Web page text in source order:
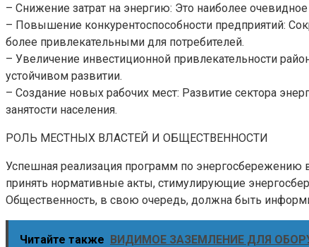
– Снижение затрат на энергию: Это наиболее
– Повышение конкурентоспособности предприятий:
более привлекательными для потребителей.
– Увеличение инвестиционной привлекательности
устойчивом развитии.
– Создание новых рабочих мест: Развитие сектора
занятости населения.
РОЛЬ МЕСТНЫХ ВЛАСТЕЙ И ОБЩЕСТВЕННОСТИ
Успешная реализация программ по энергосбережению
принять нормативные акты, стимулирующие
Общественность, в свою очередь, должна быть
Читайте также ВИДИМОЕ ЗАЗЕМЛЕНИЕ ДЛЯ